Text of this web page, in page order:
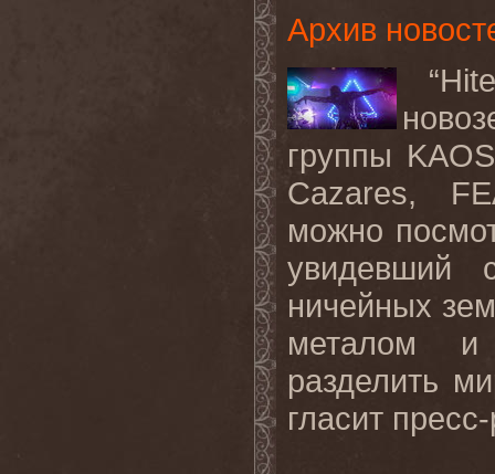
Архив
группы
Cazares,
можно
увидевший
ничейных
металом и
разделить
гласит